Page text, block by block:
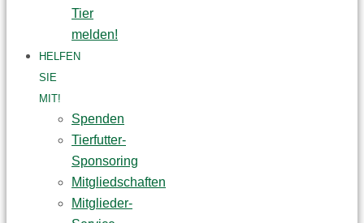
Tier
melden!
HELFEN
SIE
MIT!
Spenden
Tierfutter-
Sponsoring
Mitgliedschaften
Mitglieder-